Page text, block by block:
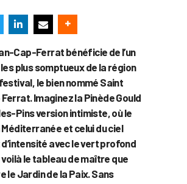
Cap-Ferrat bénéficie de l’un
plus somptueux de la région
le bien nommé Saint
Imaginez la Pinède Gould
Pins version intimiste, où le
Méditerranée et celui du ciel
avec le vert profond
voilà le tableau de maître que
le Jardin de la Paix. Sans